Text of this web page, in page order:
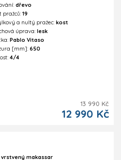
dřevo
pražců:19
a nultý pražec:kost
úprava:lesk
Pablo Vitaso
[mm]:650
4/4
13 990 Kč
12 990 Kč
vrstvený makassar